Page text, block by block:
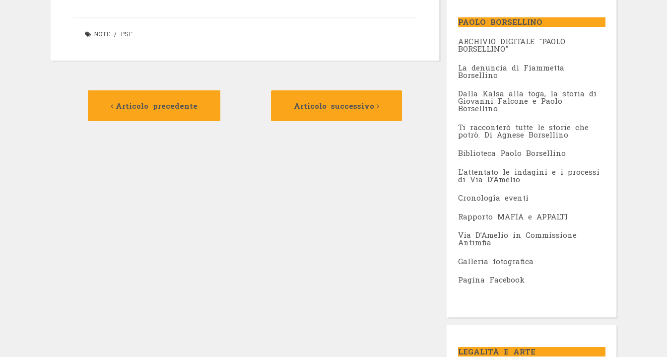
NOTE / PSF
articoloArticolo precedente
Articolo
Articolo successivo
Articolo
PAOLO BORSELLINO
ARCHIVIO DIGITALE "PAOLO
BORSELLINO"
La denuncia di Fiammetta
Borsellino
Dalla Kalsa alla toga, la storia di
Giovanni Falcone e Paolo
Borsellino
Ti racconterò tutte le storie che
potrò. Di Agnese Borsellino
Biblioteca Paolo Borsellino
L’attentato le indagini e i processi
di Via D’Amelio
Cronologia eventi
Rapporto MAFIA e APPALTI
Via D’Amelio in Commissione
Antimfia
Galleria fotografica
Pagina Facebook
LEGALITÀ E ARTE